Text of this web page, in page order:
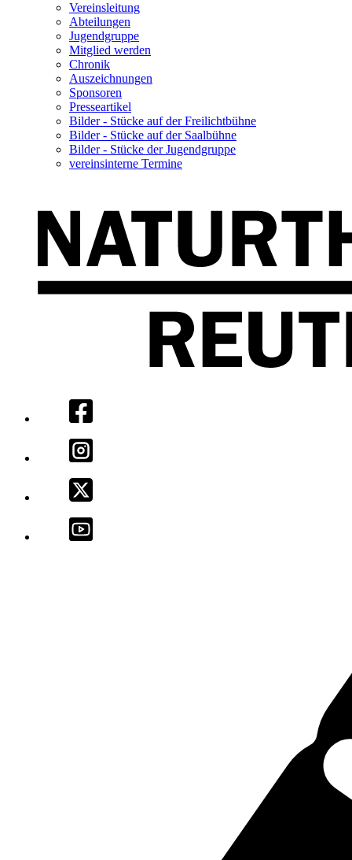
Vereinsleitung
Abteilungen
Jugendgruppe
Mitglied werden
Chronik
Auszeichnungen
Sponsoren
Presseartikel
Bilder - Stücke auf der Freilichtbühne
Bilder - Stücke auf der Saalbühne
Bilder - Stücke der Jugendgruppe
vereinsinterne Termine